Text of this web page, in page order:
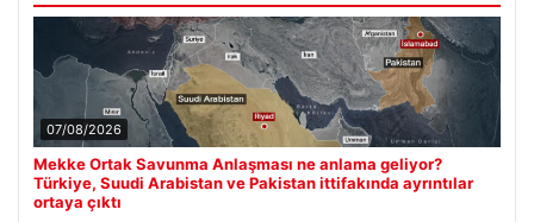
07/08/2026
Mekke Ortak Savunma Anlaşması ne anlama geliyor?
Türkiye, Suudi Arabistan ve Pakistan ittifakında ayrıntılar
ortaya çıktı